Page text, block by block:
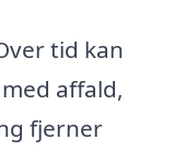
tid kan
affald,
fjerner